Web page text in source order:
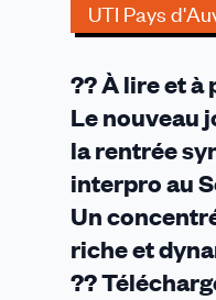
UTI Pays
?? À lire et à
Le nouveau
la rentrée
interpro au
Un
riche et
??